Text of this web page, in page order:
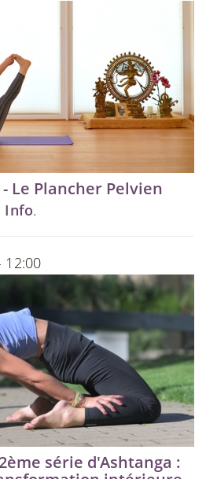
Le Plancher Pelvien
Info.
12:00
série d'Ashtanga :